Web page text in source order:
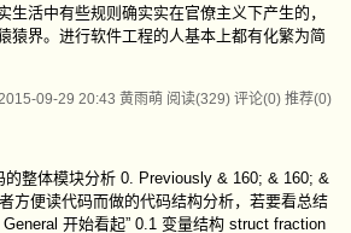
生活中有些规则确实实在官僚主义下产生的，
猿界。进行软件工程的人基本上都有化繁为简
09-29 20:43 黄雨萌 阅读(329) 评论(0) 推荐(0)
的整体模块分析 0. Previously & 160; & 160; &
方便读代码而做的代码结构分析，若要看总结
开始看起” 0.1 变量结构 struct fraction